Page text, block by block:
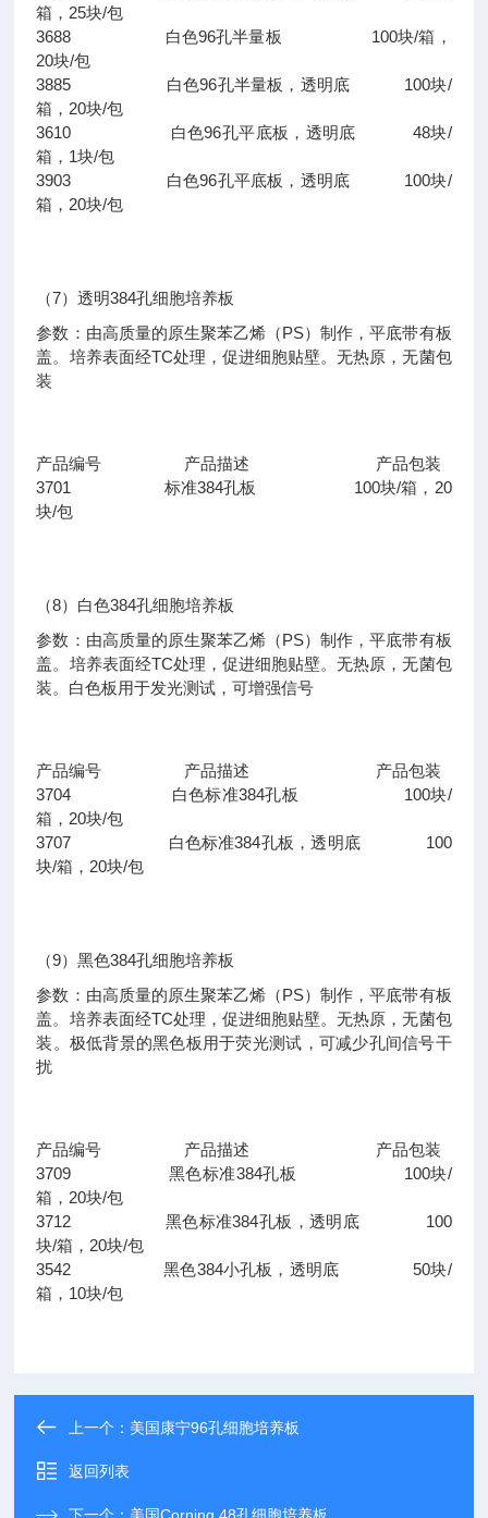
箱，25块/包
3688 白色96孔半量板 100块/箱，
20块/包
3885 白色96孔半量板，透明底 100块/
箱，20块/包
3610 白色96孔平底板，透明底 48块/
箱，1块/包
3903 白色96孔平底板，透明底 100块/
箱，20块/包
（7）透明384孔细胞培养板
参数：由高质量的原生聚苯乙烯（PS）制作，平底带有板
盖。培养表面经TC处理，促进细胞贴壁。无热原，无菌包
装
产品编号 产品描述 产品包装
3701 标准384孔板 100块/箱，20
块/包
（8）白色384孔细胞培养板
参数：由高质量的原生聚苯乙烯（PS）制作，平底带有板
盖。培养表面经TC处理，促进细胞贴壁。无热原，无菌包
装。白色板用于发光测试，可增强信号
产品编号 产品描述 产品包装
3704 白色标准384孔板 100块/
箱，20块/包
3707 白色标准384孔板，透明底 100
块/箱，20块/包
（9）黑色384孔细胞培养板
参数：由高质量的原生聚苯乙烯（PS）制作，平底带有板
盖。培养表面经TC处理，促进细胞贴壁。无热原，无菌包
装。极低背景的黑色板用于荧光测试，可减少孔间信号干
扰
产品编号 产品描述 产品包装
3709 黑色标准384孔板 100块/
箱，20块/包
3712 黑色标准384孔板，透明底 100
块/箱，20块/包
3542 黑色384小孔板，透明底 50块/
箱，10块/包
上一个： 美国康宁96孔细胞培养板
返回列表